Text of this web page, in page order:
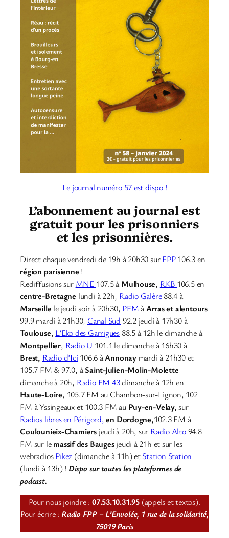
Le journal numéro 57 est dispo !
L’abonnement au journal est
gratuit pour les prisonniers
et les prisonnières.
Direct chaque vendredi de 19h à 20h30 surFPP106.3 en
région parisienne !
Rediffusions sur MNE 107.5 à Mulhouse, RKB 106.5 en
centre-Bretagne lundi à 22h, Radio Galère88.4 à
Marseille le jeudi soir à 20h30, PFMàArras et alentours
99.9 mardi à 21h30, Canal Sud 92.2 jeudi à 17h30 à
Toulouse, L’Eko des Garrigues 88.5 à 12h le dimanche à
Montpellier, Radio U 101.1 le dimanche à 16h30 à
Brest, Radio d’Ici 106.6 àAnnonay mardi à 21h30 et
105.7 FM & 97.0, àSaint-Julien-Molin-Molette
dimanche à 20h, Radio FM 43dimanche à 12h en
Haute-Loire, 105.7 FM au Chambon-sur-Lignon, 102
FM à Yssingeaux et 100.3 FM au Puy-en-Velay,sur
Radios libres en Périgord, en Dordogne,102.3 FM à
Coulounieix-Chamiers jeudi à 20h, sur Radio Alto94.8
FM sur lemassif des Baugesjeudi à 21h et sur les
webradiosPikez (dimanche à 11h) etStation Station
(lundi à 13h) ! Dispo sur toutes les plateformes de
podcast.
Pour nous joindre : 07.53.10.31.95 (appels et textos).
Pour écrire : Radio FPP – L’Envolée, 1 rue de la solidarité,
75019 Paris